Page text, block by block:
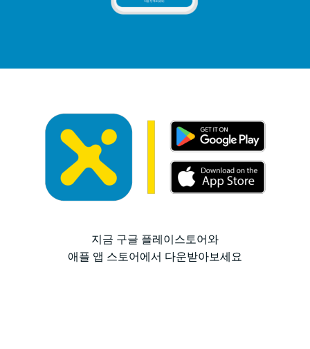
지금 구글 플레이스토어와
애플 앱 스토어에서 다운받아보세요